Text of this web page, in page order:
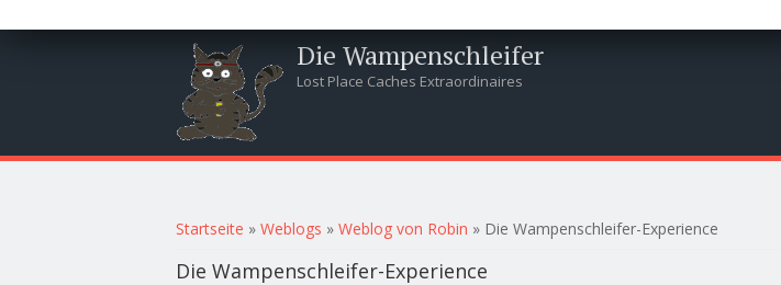
Die Wampenschleifer
Lost Place Caches Extraordinaires
Sie sind hier
Startseite » Weblogs » Weblog von Robin » Die Wampenschleifer-Experience
Die Wampenschleifer-Experience